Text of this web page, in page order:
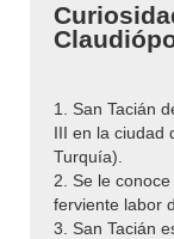
1. San Tacián
III en la ciudad
Turquía).
2. Se le
ferviente labor
3. San Tacián